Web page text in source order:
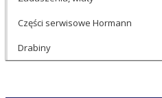
Części serwisowe Hormann
Drabiny